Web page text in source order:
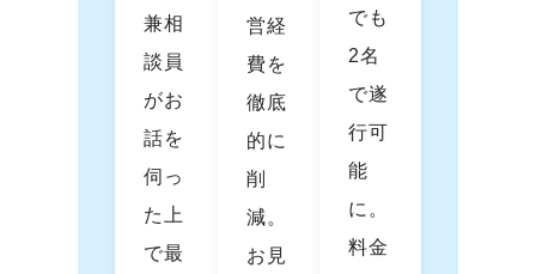
兼相
談員
がお
話を
伺っ
た上
で最
営経
費を
徹底
的に
削
減。
お見
でも
2名
で遂
行可
能
に。
料金